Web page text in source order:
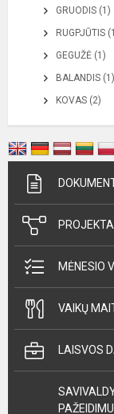
GRUODIS (1)
RUGPJŪTIS
GEGUŽĖ (1)
BALANDIS (1)
KOVAS (2)
PROJEKTAI
MĖNESIO
VAIKŲ
LAISVOS